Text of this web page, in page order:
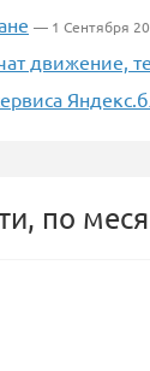
— 1 Сентября
движение,
по